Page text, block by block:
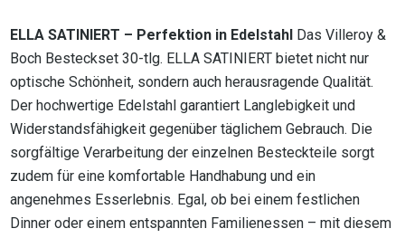
ELLA SATINIERT – Perfektion in Edelstahl Das Villeroy &
Boch Besteckset 30-tlg. ELLA SATINIERT bietet nicht nur
optische Schönheit, sondern auch herausragende Qualität.
Der hochwertige Edelstahl garantiert Langlebigkeit und
Widerstandsfähigkeit gegenüber täglichem Gebrauch. Die
sorgfältige Verarbeitung der einzelnen Besteckteile sorgt
zudem für eine komfortable Handhabung und ein
angenehmes Esserlebnis. Egal, ob bei einem festlichen
Dinner oder einem entspannten Familienessen – mit diesem